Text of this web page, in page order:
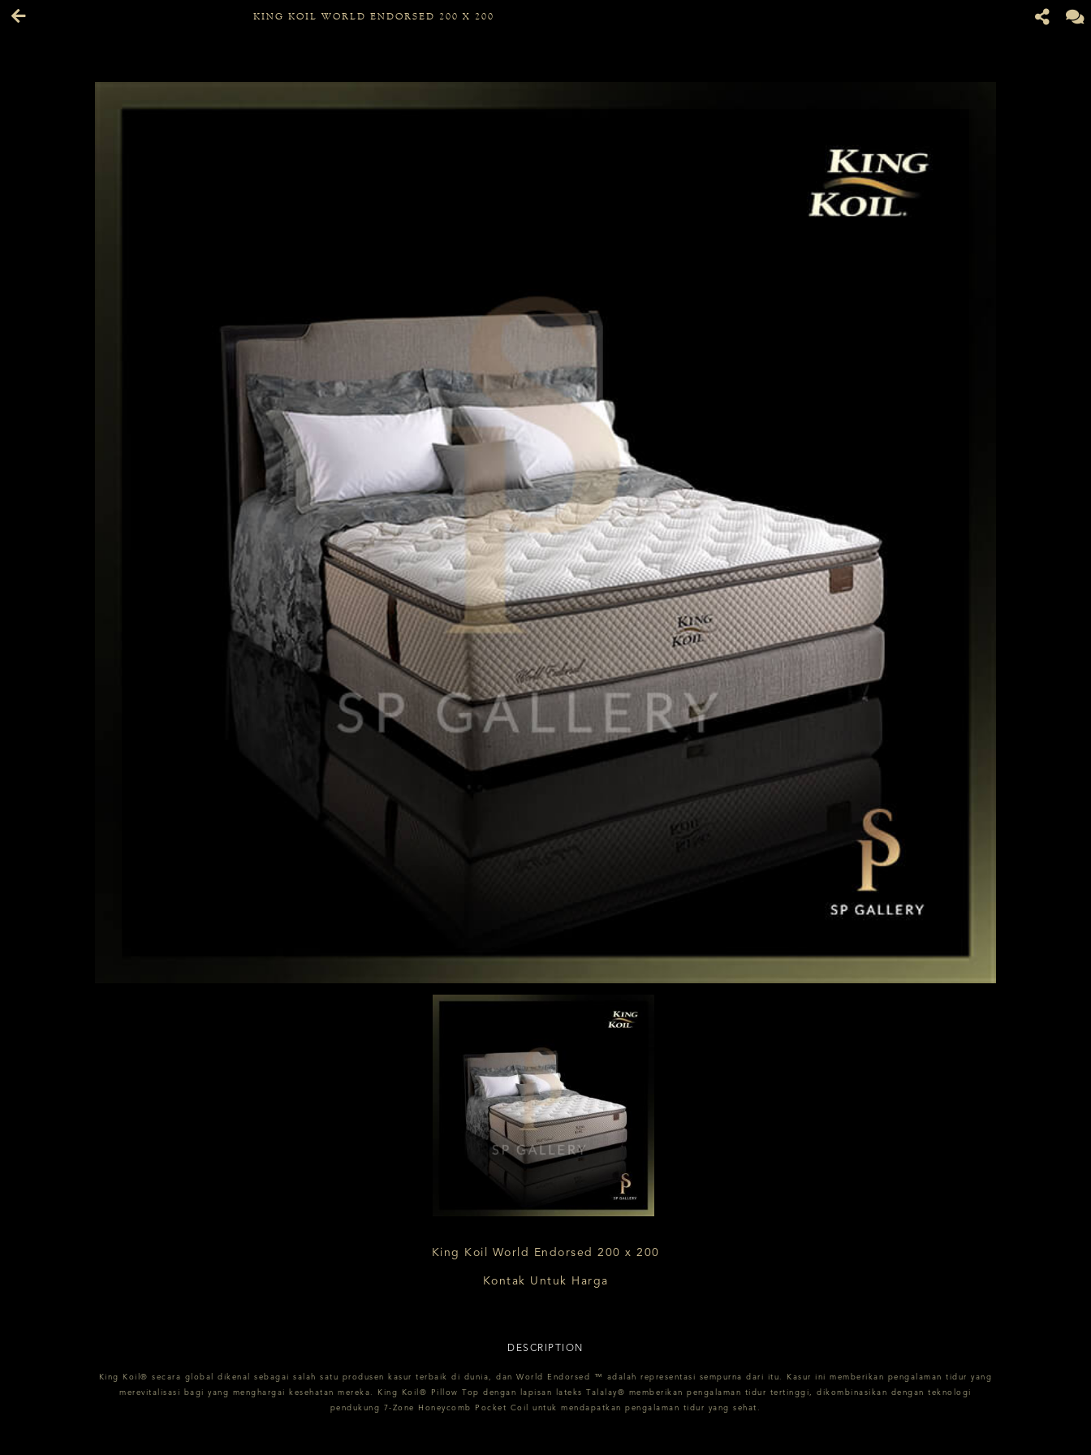
KING KOIL WORLD ENDORSED 200 X 200
King Koil World Endorsed 200 x 200
Kontak Untuk Harga
DESCRIPTION
King Koil® secara global dikenal sebagai salah satu produsen kasur terbaik di dunia, dan World Endorsed ™ adalah representasi sempurna dari itu. Kasur ini memberikan pengalaman tidur yang
merevitalisasi bagi yang menghargai kesehatan mereka. King Koil® Pillow Top dengan lapisan lateks Talalay® memberikan pengalaman tidur tertinggi, dikombinasikan dengan teknologi
pendukung 7-Zone Honeycomb Pocket Coil untuk mendapatkan pengalaman tidur yang sehat.